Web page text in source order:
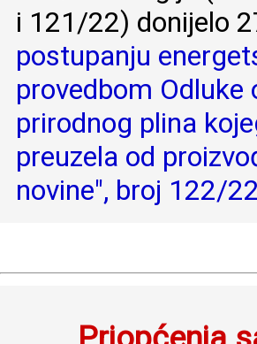
i 121/22) donijelo
postupanju
provedbom
prirodnog plina
preuzela od
novine", broj 122/